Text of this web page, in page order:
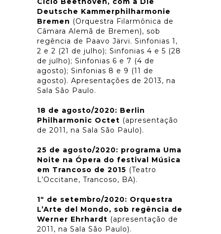
Deutsche Kammerphilharmonie
Bremen (Orquestra Filarmônica de
Câmara Alemã de Bremen), sob
regência de Paavo Järvi. Sinfonias 1,
2 e 2 (21 de julho); Sinfonias 4 e 5 (28
de julho); Sinfonias 6 e 7 (4 de
agosto); Sinfonias 8 e 9 (11 de
agosto). Apresentações de 2013, na
Sala São Paulo.
18 de agosto/2020: Berlin
Philharmonic Octet (apresentação
de 2011, na Sala São Paulo).
25 de agosto/2020: programa Uma
Noite na Ópera do festival Música
em Trancoso de 2015 (Teatro
L’Occitane, Trancoso, BA).
1º de setembro/2020: Orquestra
L’Arte del Mondo, sob regência de
Werner Ehrhardt (apresentação de
2011, na Sala São Paulo).